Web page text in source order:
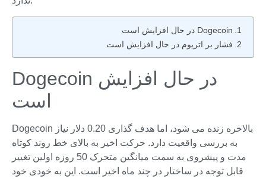
Dogecoin در حال افزایش است
فشار بر اتریوم در حال افزایش است
Dogecoin در حال افزایش
است
Dogecoin بالاخره زنده می شود، اما هدف گذاری 0.20 دلار نیاز
به بررسی واقعیت دارد. حرکت اخیر به بالای خط روند کوتاه
مدت و پیشروی به سمت میانگین متحرک 50 روزه اولین تغییر
قابل توجه در ساختار در چند ماه اخیر است. این به خودی خود